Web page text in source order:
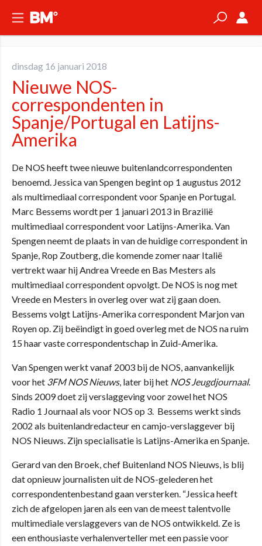
dinsdag 16 januari 2018
Nieuwe NOS-
correspondenten in
Spanje/Portugal en Latijns-
Amerika
De NOS heeft twee nieuwe buitenlandcorrespondenten
benoemd. Jessica van Spengen begint op 1 augustus 2012
als multimediaal correspondent voor Spanje en Portugal.
Marc Bessems wordt per 1 januari 2013 in Brazilië
multimediaal correspondent voor Latijns-Amerika. Van
Spengen neemt de plaats in van de huidige correspondent in
Spanje, Rop Zoutberg, die komende zomer naar Italië
vertrekt waar hij Andrea Vreede en Bas Mesters als
multimediaal correspondent opvolgt. De NOS is nog met
Vreede en Mesters in overleg over wat zij gaan doen.
Bessems volgt Latijns-Amerika correspondent Marjon van
Royen op. Zij beëindigt in goed overleg met de NOS na ruim
15 haar vaste correspondentschap in Zuid-Amerika.
Van Spengen werkt vanaf 2003 bij de NOS, aanvankelijk
voor het 3FM NOS Nieuws, later bij het NOS Jeugdjournaal.
Sinds 2009 doet zij verslaggeving voor zowel het NOS
Radio 1 Journaal als voor NOS op 3. Bessems werkt sinds
2002 als buitenlandredacteur en camjo-verslaggever bij
NOS Nieuws. Zijn specialisatie is Latijns-Amerika en Spanje.
Gerard van den Broek, chef Buitenland NOS Nieuws, is blij
dat opnieuw journalisten uit de NOS-gelederen het
correspondentenbestand gaan versterken. “Jessica heeft
zich de afgelopen jaren als een van de meest talentvolle
multimediale verslaggevers van de NOS ontwikkeld. Ze is
een enthousiaste verhalenverteller met een passie voor